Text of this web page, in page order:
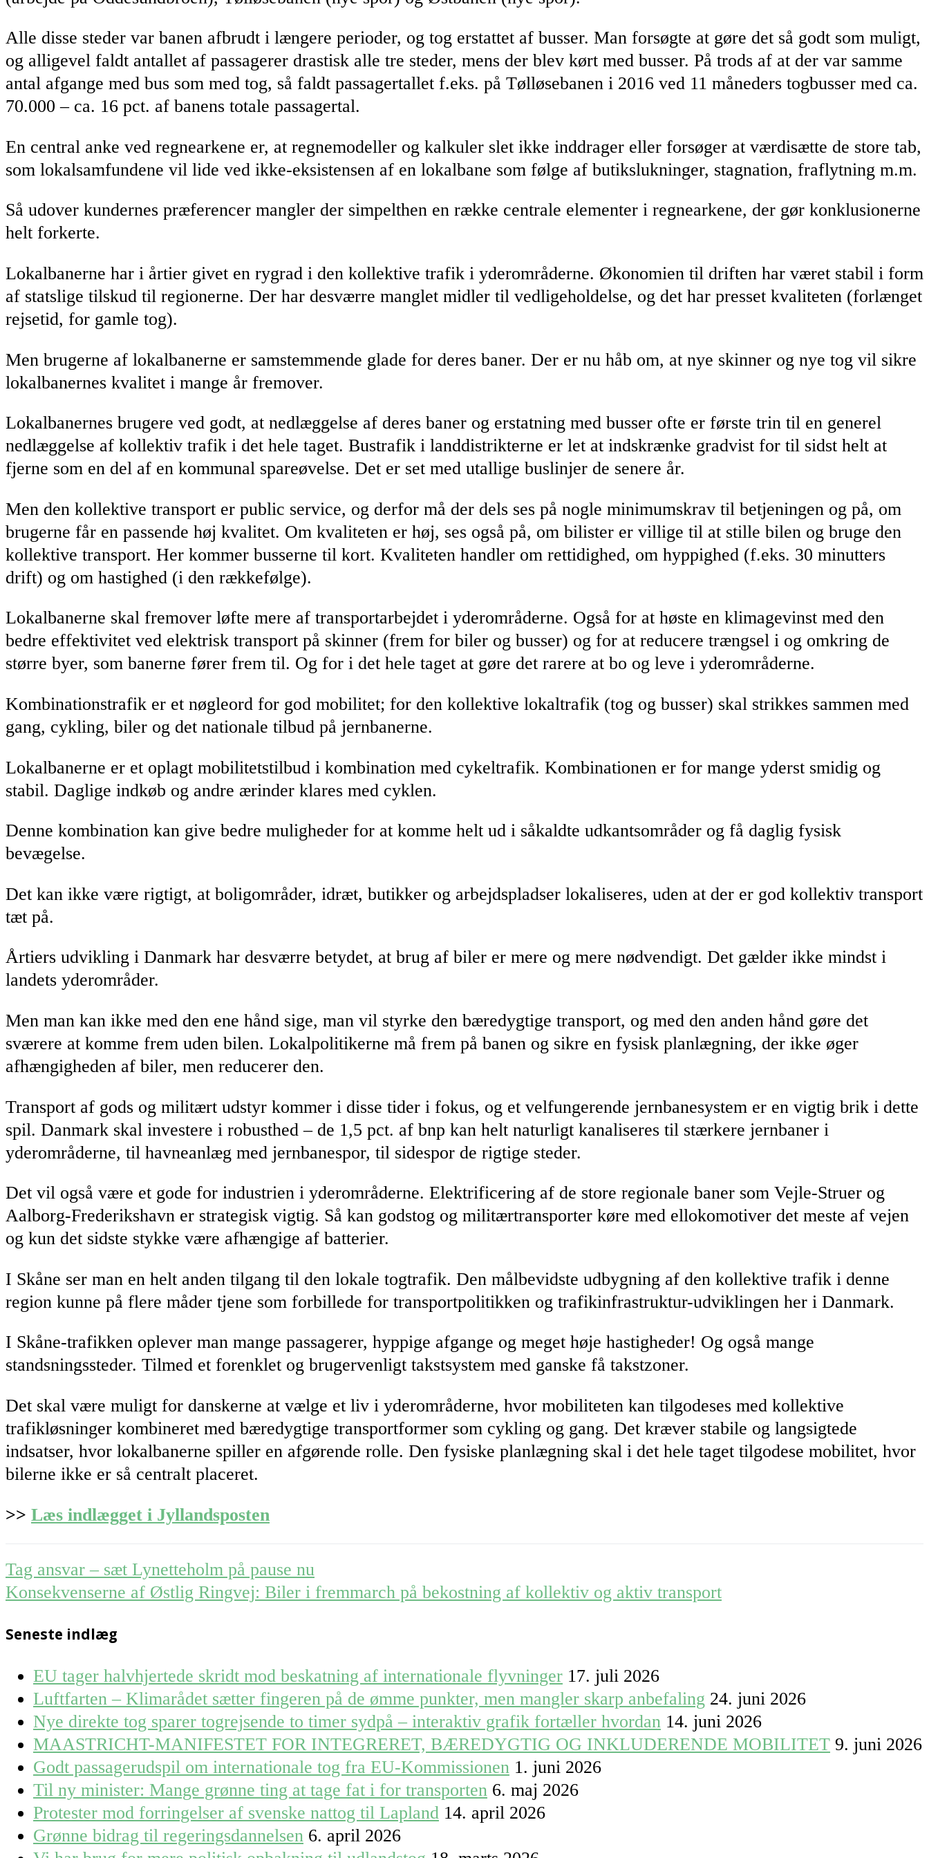
Alle disse steder var banen afbrudt i længere perioder, og tog erstattet af busser. Man forsøgte at gøre det så godt som muligt,
og alligevel faldt antallet af passagerer drastisk alle tre steder, mens der blev kørt med busser. På trods af at der var samme
antal afgange med bus som med tog, så faldt passagertallet f.eks. på Tølløsebanen i 2016 ved 11 måneders togbusser med ca.
70.000 – ca. 16 pct. af banens totale passagertal.
En central anke ved regnearkene er, at regnemodeller og kalkuler slet ikke inddrager eller forsøger at værdisætte de store tab,
som lokalsamfundene vil lide ved ikke-eksistensen af en lokalbane som følge af butikslukninger, stagnation, fraflytning m.m.
Så udover kundernes præferencer mangler der simpelthen en række centrale elementer i regnearkene, der gør konklusionerne
helt forkerte.
Lokalbanerne har i årtier givet en rygrad i den kollektive trafik i yderområderne. Økonomien til driften har været stabil i form
af statslige tilskud til regionerne. Der har desværre manglet midler til vedligeholdelse, og det har presset kvaliteten (forlænget
rejsetid, for gamle tog).
Men brugerne af lokalbanerne er samstemmende glade for deres baner. Der er nu håb om, at nye skinner og nye tog vil sikre
lokalbanernes kvalitet i mange år fremover.
Lokalbanernes brugere ved godt, at nedlæggelse af deres baner og erstatning med busser ofte er første trin til en generel
nedlæggelse af kollektiv trafik i det hele taget. Bustrafik i landdistrikterne er let at indskrænke gradvist for til sidst helt at
fjerne som en del af en kommunal spareøvelse. Det er set med utallige buslinjer de senere år.
Men den kollektive transport er public service, og derfor må der dels ses på nogle minimumskrav til betjeningen og på, om
brugerne får en passende høj kvalitet. Om kvaliteten er høj, ses også på, om bilister er villige til at stille bilen og bruge den
kollektive transport. Her kommer busserne til kort. Kvaliteten handler om rettidighed, om hyppighed (f.eks. 30 minutters
drift) og om hastighed (i den rækkefølge).
Lokalbanerne skal fremover løfte mere af transportarbejdet i yderområderne. Også for at høste en klimagevinst med den
bedre effektivitet ved elektrisk transport på skinner (frem for biler og busser) og for at reducere trængsel i og omkring de
større byer, som banerne fører frem til. Og for i det hele taget at gøre det rarere at bo og leve i yderområderne.
Kombinationstrafik er et nøgleord for god mobilitet; for den kollektive lokaltrafik (tog og busser) skal strikkes sammen med
gang, cykling, biler og det nationale tilbud på jernbanerne.
Lokalbanerne er et oplagt mobilitetstilbud i kombination med cykeltrafik. Kombinationen er for mange yderst smidig og
stabil. Daglige indkøb og andre ærinder klares med cyklen.
Denne kombination kan give bedre muligheder for at komme helt ud i såkaldte udkantsområder og få daglig fysisk
bevægelse.
Det kan ikke være rigtigt, at boligområder, idræt, butikker og arbejdspladser lokaliseres, uden at der er god kollektiv transport
tæt på.
Årtiers udvikling i Danmark har desværre betydet, at brug af biler er mere og mere nødvendigt. Det gælder ikke mindst i
landets yderområder.
Men man kan ikke med den ene hånd sige, man vil styrke den bæredygtige transport, og med den anden hånd gøre det
sværere at komme frem uden bilen. Lokalpolitikerne må frem på banen og sikre en fysisk planlægning, der ikke øger
afhængigheden af biler, men reducerer den.
Transport af gods og militært udstyr kommer i disse tider i fokus, og et velfungerende jernbanesystem er en vigtig brik i dette
spil. Danmark skal investere i robusthed – de 1,5 pct. af bnp kan helt naturligt kanaliseres til stærkere jernbaner i
yderområderne, til havneanlæg med jernbanespor, til sidespor de rigtige steder.
Det vil også være et gode for industrien i yderområderne. Elektrificering af de store regionale baner som Vejle-Struer og
Aalborg-Frederikshavn er strategisk vigtig. Så kan godstog og militærtransporter køre med ellokomotiver det meste af vejen
og kun det sidste stykke være afhængige af batterier.
I Skåne ser man en helt anden tilgang til den lokale togtrafik. Den målbevidste udbygning af den kollektive trafik i denne
region kunne på flere måder tjene som forbillede for transportpolitikken og trafikinfrastruktur-udviklingen her i Danmark.
I Skåne-trafikken oplever man mange passagerer, hyppige afgange og meget høje hastigheder! Og også mange
standsningssteder. Tilmed et forenklet og brugervenligt takstsystem med ganske få takstzoner.
Det skal være muligt for danskerne at vælge et liv i yderområderne, hvor mobiliteten kan tilgodeses med kollektive
trafikløsninger kombineret med bæredygtige transportformer som cykling og gang. Det kræver stabile og langsigtede
indsatser, hvor lokalbanerne spiller en afgørende rolle. Den fysiske planlægning skal i det hele taget tilgodese mobilitet, hvor
bilerne ikke er så centralt placeret.
>> Læs indlægget i Jyllandsposten
Post
navigation
Tag ansvar – sæt Lynetteholm på pause nu
Konsekvenserne af Østlig Ringvej: Biler i fremmarch på bekostning af kollektiv og aktiv transport
Seneste indlæg
EU tager halvhjertede skridt mod beskatning af internationale flyvninger 17. juli 2026
Luftfarten – Klimarådet sætter fingeren på de ømme punkter, men mangler skarp anbefaling 24. juni 2026
Nye direkte tog sparer togrejsende to timer sydpå – interaktiv grafik fortæller hvordan 14. juni 2026
MAASTRICHT-MANIFESTET FOR INTEGRERET, BÆREDYGTIG OG INKLUDERENDE MOBILITET 9. juni 2026
Godt passagerudspil om internationale tog fra EU-Kommissionen 1. juni 2026
Til ny minister: Mange grønne ting at tage fat i for transporten 6. maj 2026
Protester mod forringelser af svenske nattog til Lapland 14. april 2026
Grønne bidrag til regeringsdannelsen 6. april 2026